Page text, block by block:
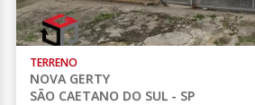
TERRENO
NOVA GERTY
SÃO CAETANO DO SUL - SP